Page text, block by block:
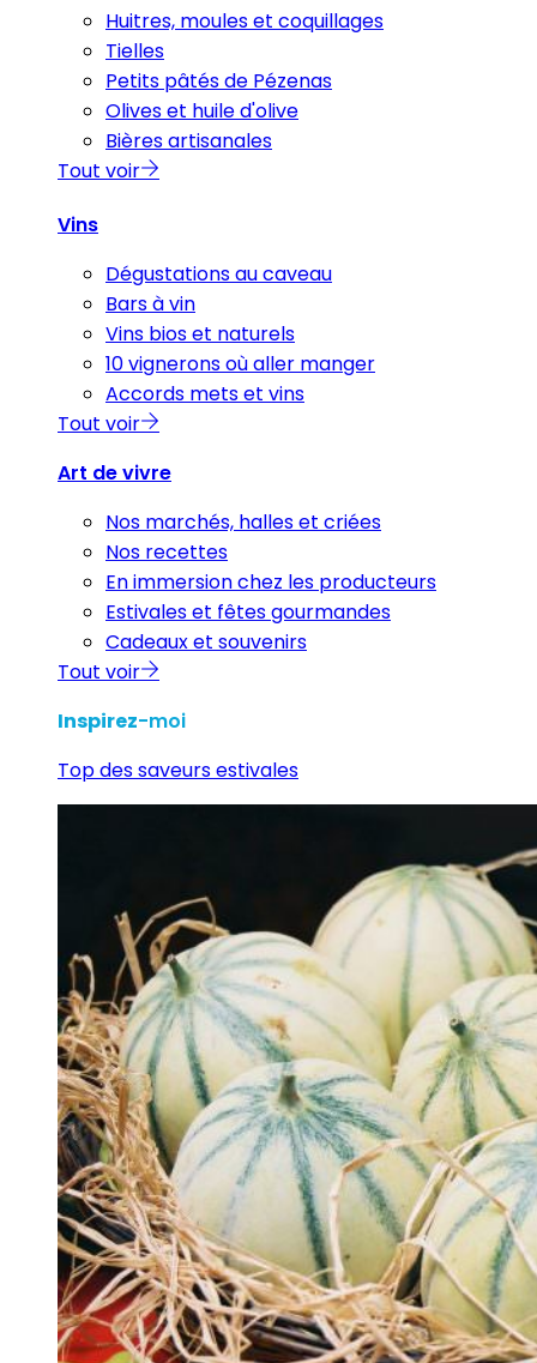
Huitres, moules et coquillages
Tielles
Petits pâtés de Pézenas
Olives et huile d'olive
Bières artisanales
Tout voir
Vins
Dégustations au caveau
Bars à vin
Vins bios et naturels
10 vignerons où aller manger
Accords mets et vins
Tout voir
Art de vivre
Nos marchés, halles et criées
Nos recettes
En immersion chez les producteurs
Estivales et fêtes gourmandes
Cadeaux et souvenirs
Tout voir
Inspirez-moi
Top des saveurs estivales